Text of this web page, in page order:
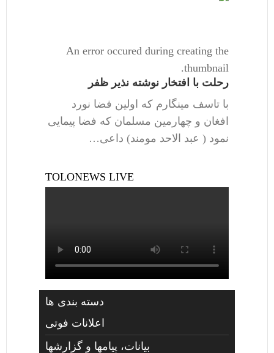
An error occured during creating the
thumbnail.
رحلت با افتخار نوشته نذیر ظفر
با تاسف مینگارم که اولین فضا نورد
افغان و چهارمین مسلمان که فضا پیمایی
نمود ( عبد الاحد مومند) داعی…
TOLONEWS LIVE
دسته بندی ها
اعلانات فوتی
بیانات، پیامها و گزارشها